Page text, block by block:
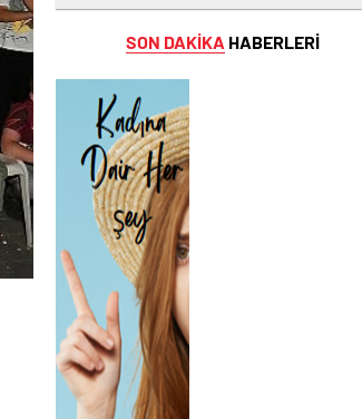
SON DAKİKA HABERLERİ